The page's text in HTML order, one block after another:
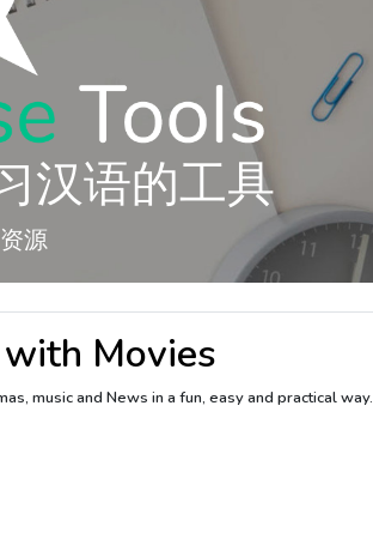
汉语的工具
源
Movies
music and News in a fun, easy and practical way.